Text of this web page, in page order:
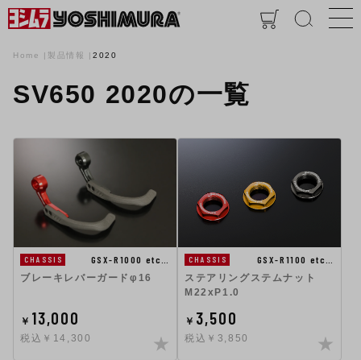
Home 製品情報 2020
SV650 2020の一覧
CHASSIS
GSX-R1000 etc…
ブレーキレバーガードφ16
￥ 13,000
税込￥14,300
CHASSIS
GSX-R1100 etc…
ステアリングステムナット
M22xP1.0
￥ 3,500
税込￥3,850